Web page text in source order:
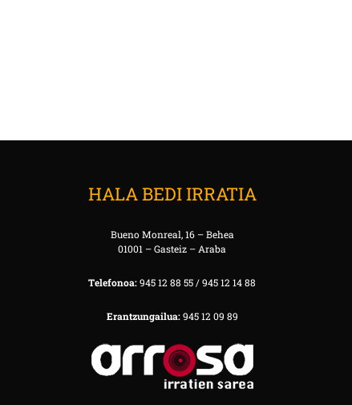
HALA BEDI IRRATIA
Bueno Monreal, 16 – Behea
01001 – Gasteiz – Araba
Telefonoa:945 12 88 55 / 945 12 14 88
Erantzungailua:945 12 09 89